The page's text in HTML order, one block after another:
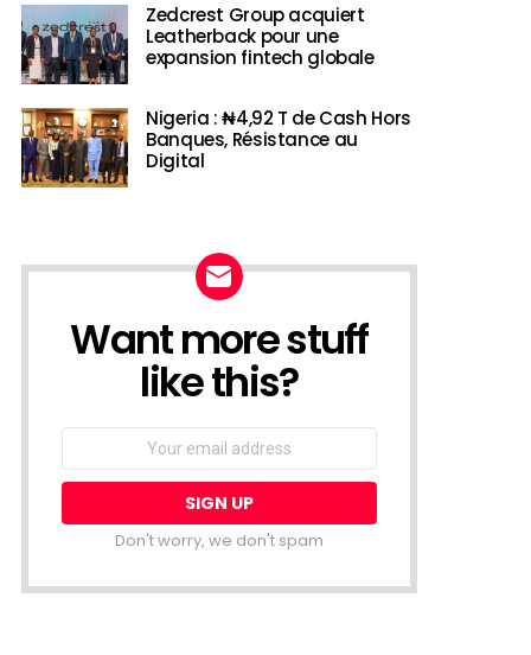
Zedcrest Group acquiert
Leatherback pour une
expansion fintech globale
Nigeria : ₦4,92 T de Cash Hors
Banques, Résistance au
Digital
NEWSLETTER
Want more stuff
like this?
Email
Don't worry, we don't spam